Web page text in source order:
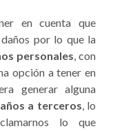
en cuenta que
por lo que la
personales, con
opción a tener en
generar alguna
a terceros, lo
lo que